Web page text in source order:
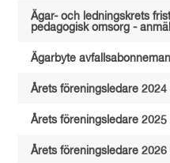
Ägar- och ledningskrets
pedagogisk omsorg -
Ägarbyte
Årets föreningsledare 2024
Årets föreningsledare 2025
Årets föreningsledare 2026